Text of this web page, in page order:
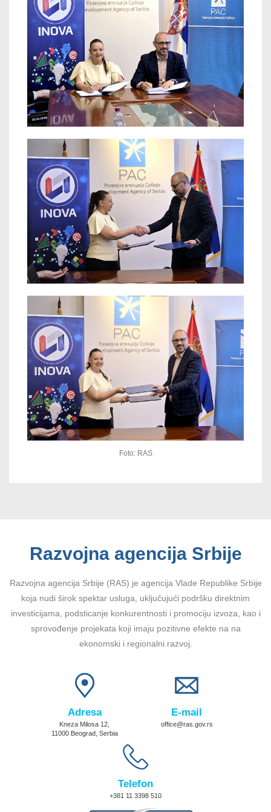
Foto: RAS
Razvojna agencija Srbije
Razvojna agencija Srbije (RAS) je agencija Vlade Republike Srbije
koja nudi širok spektar usluga, uključujući podršku direktnim
investicijama, podsticanje konkurentnosti i promociju izvoza, kao i
sprovođenje projekata koji imaju pozitivne efekte na na
ekonomski i regionalni razvoj.
Adresa
Kneza Milosa 12,
11000 Beograd, Serbia
E-mail
office@ras.gov.rs
Telefon
+381 11 3398 510